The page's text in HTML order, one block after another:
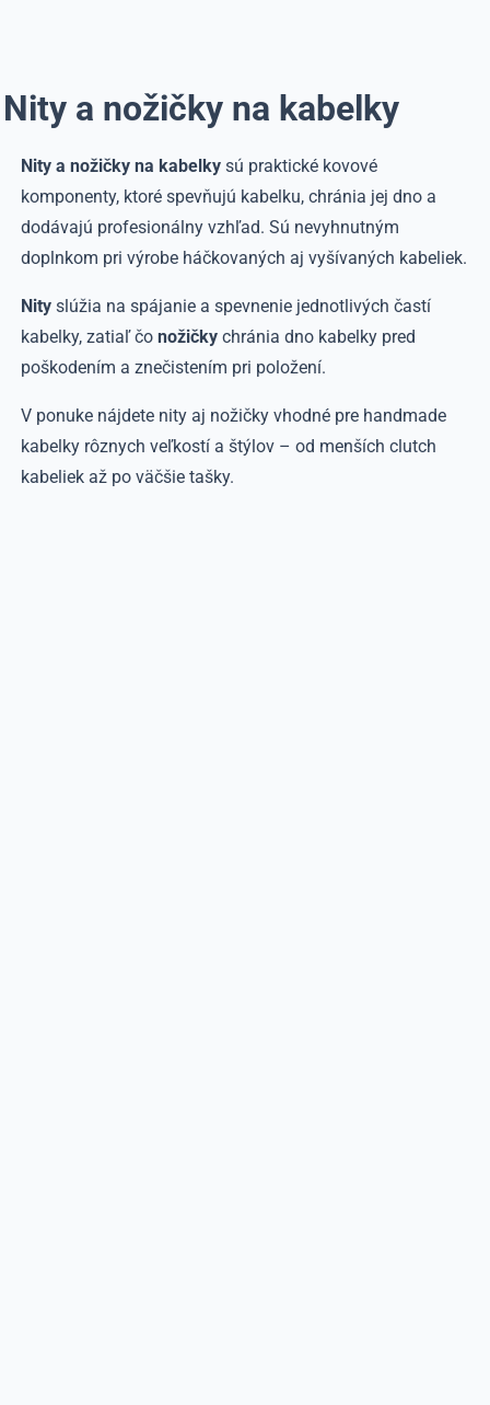
Nity a nožičky na kabelky
Nity a nožičky na kabelky sú praktické kovové
komponenty, ktoré spevňujú kabelku, chránia jej dno a
dodávajú profesionálny vzhľad. Sú nevyhnutným
doplnkom pri výrobe háčkovaných aj vyšívaných kabeliek.
Nity slúžia na spájanie a spevnenie jednotlivých častí
kabelky, zatiaľ čonožičky chránia dno kabelky pred
poškodením a znečistením pri položení.
V ponuke nájdete nity aj nožičky vhodné pre handmade
kabelky rôznych veľkostí a štýlov – od menších clutch
kabeliek až po väčšie tašky.